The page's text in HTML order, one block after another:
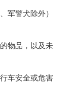
军警犬除外）
物品，以及未
车安全或危害